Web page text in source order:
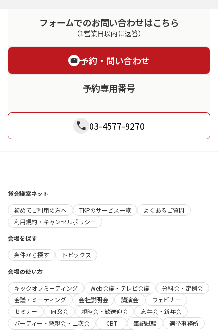
フォームでのお問い合わせはこちら
（1営業日以内に返答）
予約・問い合わせ
予約専用番号
03-4577-9270
貸会議室ネット
初めてご利用の方へ
TKPのサービス一覧
よくあるご質問
利用規約・キャンセルポリシー
会場を探す
条件から探す
トピックス
会場の使い方
キックオフミーティング
Web会議・テレビ会議
分科会・定例会
会議・ミーティング
会社説明会 講演会
ウェビナー
セミナー
同窓会 親睦会・歓送迎会
忘年会・新年会
パーティー・懇親会・二次会
CBT 筆記試験
選挙事務所